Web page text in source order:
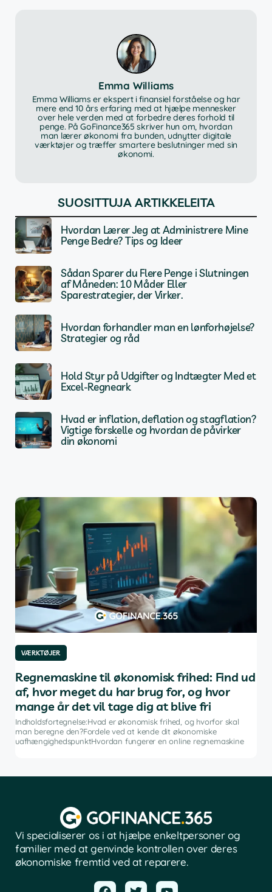
Emma Williams
Emma Williams er ekspert i finansiel forståelse og har
mere end 10 års erfaring med at hjælpe mennesker
over hele verden med at forbedre deres forhold til
penge. På GoFinance365 skriver hun om, hvordan
man lærer økonomi fra bunden, udnytter digitale
værktøjer og træffer smartere beslutninger med sin
økonomi.
SUOSITTUJA ARTIKKELEITA
Hvordan Lærer Jeg at Administrere Mine
Penge Bedre? Tips og Ideer
Sådan Sparer du Flere Penge i Slutningen
af Måneden: 10 Måder Eller
Sparestrategier, der Virker.
Hvordan forhandler man en lønforhøjelse?
Strategier og råd
Hold Styr på Udgifter og Indtægter Med et
Excel-Regneark
Hvad er inflation, deflation og stagflation?
Vigtige forskelle og hvordan de påvirker
din økonomi
VÆRKTØJER
Regnemaskine til økonomisk frihed: Find ud
af, hvor meget du har brug for, og hvor
mange år det vil tage dig at blive fri
Indholdsfortegnelse:Hvad er økonomisk frihed, og hvorfor skal
man beregne den?Fordele ved at kende dit økonomiske
uafhængighedspunktHvordan fungerer en online regnemaskine
Vi specialiserer os i at hjælpe enkeltpersoner og
familier med at genvinde kontrollen over deres
økonomiske fremtid ved at reparere.